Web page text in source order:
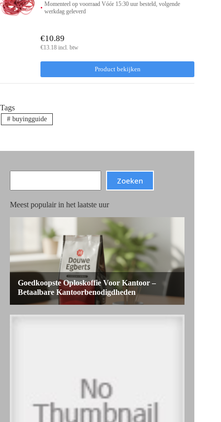
Momenteel op voorraad Vóór 15:30 uur besteld, volgende
werkdag geleverd
Product bekijken
€10.89
€13.18 incl. btw
Tags
#buyingguide
Zoeken
Meest populair in het laatste uur